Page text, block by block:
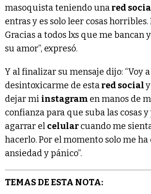
masoquista teniendo unared
entras y es solo leer cosas horribles.
Gracias a todos lxs que me bancan
su amor”, expresó.
Y al finalizar su mensaje dijo: “Voy a
desintoxicarme de estared social
dejar mi instagram en manos de
confianza para que suba las cosas y
agarrar el celularcuando me
hacerlo. Por el momento solo me ha
ansiedad y pánico”.
TEMAS DE ESTA NOTA: